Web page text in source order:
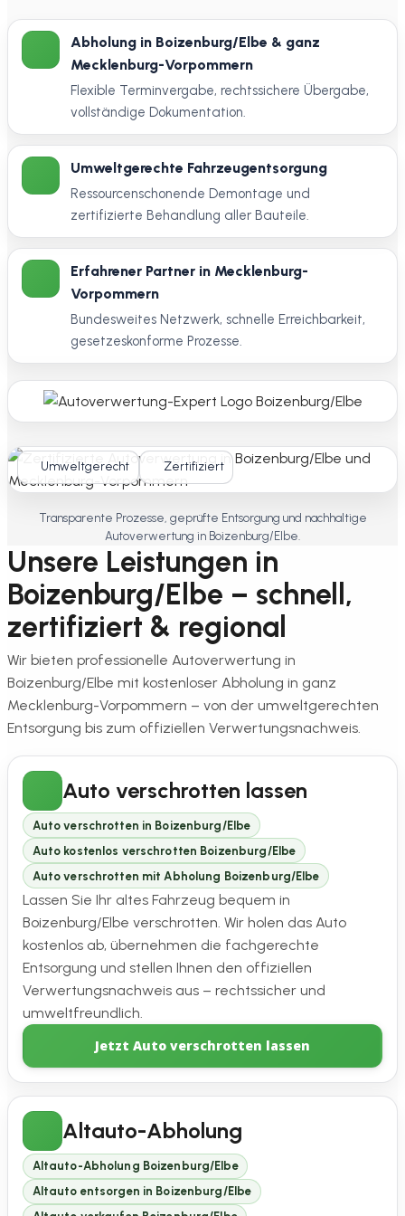
Abholung in Boizenburg/Elbe & ganz
Mecklenburg-Vorpommern
Flexible Terminvergabe, rechtssichere Übergabe,
vollständige Dokumentation.
Umweltgerechte Fahrzeugentsorgung
Ressourcenschonende Demontage und
zertifizierte Behandlung aller Bauteile.
Erfahrener Partner in Mecklenburg-
Vorpommern
Bundesweites Netzwerk, schnelle Erreichbarkeit,
gesetzeskonforme Prozesse.
Umweltgerecht Zertifiziert
Transparente Prozesse, geprüfte Entsorgung und nachhaltige
Autoverwertung in Boizenburg/Elbe.
Unsere Leistungen in
Boizenburg/Elbe – schnell,
zertifiziert & regional
Wir bieten professionelle Autoverwertung in
Boizenburg/Elbe mit kostenloser Abholung in ganz
Mecklenburg-Vorpommern – von der umweltgerechten
Entsorgung bis zum offiziellen Verwertungsnachweis.
Auto verschrotten lassen
Auto verschrotten in Boizenburg/Elbe
Auto kostenlos verschrotten Boizenburg/Elbe
Auto verschrotten mit Abholung Boizenburg/Elbe
Lassen Sie Ihr altes Fahrzeug bequem in
Boizenburg/Elbe verschrotten. Wir holen das Auto
kostenlos ab, übernehmen die fachgerechte
Entsorgung und stellen Ihnen den offiziellen
Verwertungsnachweis aus – rechtssicher und
umweltfreundlich.
Jetzt Auto verschrotten lassen
Altauto-Abholung
Altauto-Abholung Boizenburg/Elbe
Altauto entsorgen in Boizenburg/Elbe